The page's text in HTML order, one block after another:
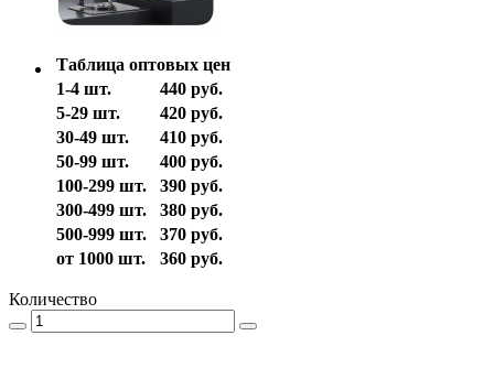
Таблица оптовых цен
1-4 шт.
440 руб.
5-29 шт.
420 руб.
30-49 шт.
410 руб.
50-99 шт.
400 руб.
100-299 шт.
390 руб.
300-499 шт.
380 руб.
500-999 шт.
370 руб.
от 1000 шт.
360 руб.
Количество